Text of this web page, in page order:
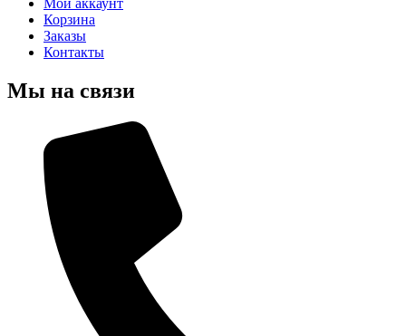
Мой аккаунт
Корзина
Заказы
Контакты
Мы на связи